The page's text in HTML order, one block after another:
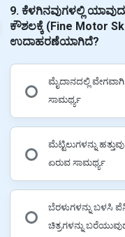
9. ಕೆಳಗಿನವುಗಳಲ್ಲಿ
ಕೌಶಲಕ್ಕೆ (Fine Motor
ಉದಾಹರಣೆಯಾಗಿದೆ?
ಮೈದಾನದಲ್ಲಿ
ಸಾಮರ್ಥ್ಯ
ಮೆಟ್ಟಿಲುಗಳನ್ನು
ಏರುವ ಸಾಮರ್ಥ್ಯ
ಬೆರಳುಗಳನ್ನು ಬಳಸಿ
ಚಿತ್ರಗಳನ್ನು